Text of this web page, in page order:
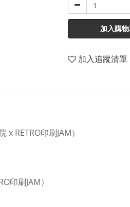
加入購
加入追蹤清單
x RETRO印刷JAM）
印刷JAM）